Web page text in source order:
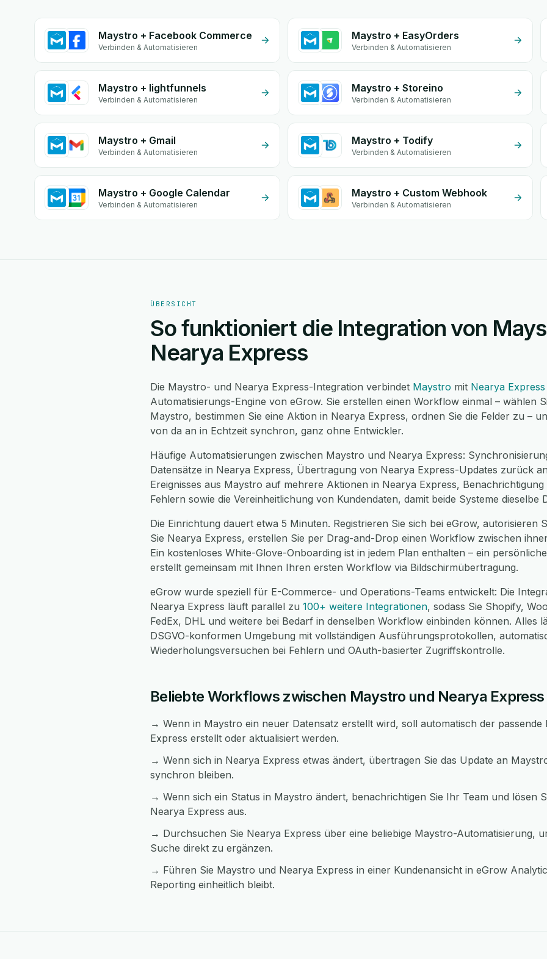
Maystro + Facebook Commerce
Verbinden & Automatisieren
Maystro + EasyOrders
Verbinden & Automatisieren
Maystro + lightfunnels
Verbinden & Automatisieren
Maystro + Storeino
Verbinden & Automatisieren
Maystro + Gmail
Verbinden & Automatisieren
Maystro + Todify
Verbinden & Automatisieren
Maystro + Google Calendar
Verbinden & Automatisieren
Maystro + Custom Webhook
Verbinden & Automatisieren
ÜBERSICHT
So funktioniert die Integration von
Nearya Express
Die Maystro- und Nearya Express-Integration verbindet Maystro mit Nearya Express
Automatisierungs-Engine von eGrow. Sie erstellen einen Workflow einmal – wählen
Maystro, bestimmen Sie eine Aktion in Nearya Express, ordnen Sie die Felder zu –
von da an in Echtzeit synchron, ganz ohne Entwickler.
Häufige Automatisierungen zwischen Maystro und Nearya Express:
Datensätze in Nearya Express, Übertragung von Nearya Express-Updates zurück
Ereignisses aus Maystro auf mehrere Aktionen in Nearya Express, Benachrichtigung
Fehlern sowie die Vereinheitlichung von Kundendaten, damit beide Systeme dieselbe
Die Einrichtung dauert etwa 5 Minuten. Registrieren Sie sich bei eGrow, autorisieren
Sie Nearya Express, erstellen Sie per Drag-and-Drop einen Workflow zwischen
Ein kostenloses White-Glove-Onboarding ist in jedem Plan enthalten – ein
erstellt gemeinsam mit Ihnen Ihren ersten Workflow via Bildschirmübertragung.
eGrow wurde speziell für E-Commerce- und Operations-Teams entwickelt: Die
Nearya Express läuft parallel zu 100+ weitere Integrationen, sodass Sie Shopify,
FedEx, DHL und weitere bei Bedarf in denselben Workflow einbinden können. Alles
DSGVO-konformen Umgebung mit vollständigen Ausführungsprotokollen,
Wiederholungsversuchen bei Fehlern und OAuth-basierter Zugriffskontrolle.
Beliebte Workflows zwischen Maystro und Nearya Express
→ Wenn in Maystro ein neuer Datensatz erstellt wird, soll automatisch der passende
Express erstellt oder aktualisiert werden.
→ Wenn sich in Nearya Express etwas ändert, übertragen Sie das Update an
synchron bleiben.
→ Wenn sich ein Status in Maystro ändert, benachrichtigen Sie Ihr Team und lösen
Nearya Express aus.
→ Durchsuchen Sie Nearya Express über eine beliebige Maystro-Automatisierung,
Suche direkt zu ergänzen.
→ Führen Sie Maystro und Nearya Express in einer Kundenansicht in eGrow
Reporting einheitlich bleibt.